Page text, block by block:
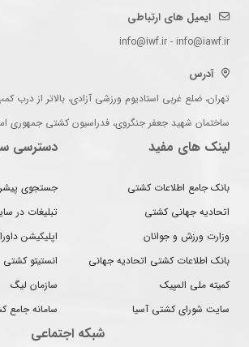
ایمیل های ارتباطی
info@iwf.ir - info@iawf.ir
آدرس
تهران، ضلع غربی استادیوم ورزشی آزادی، بالاتر از درب
ساختمان شهید جعفر جنگروی، فدراسیون کشتی جمهوری
لینک های مفید
بانک جامع اطلاعات کشتی
اتحادیه جهانی کشتی
وزارت ورزش و جوانان
بانک اطلاعات کشتی اتحادیه جهانی
کمیته ملی المپیک
سایت شورای کشتی آسیا
دسترسی
جستجوی
تبلیغات در
اپلیکیشن
انستیتو کشتی
سازمان لیگ
سامانه جامع
شبکه اجتماعی